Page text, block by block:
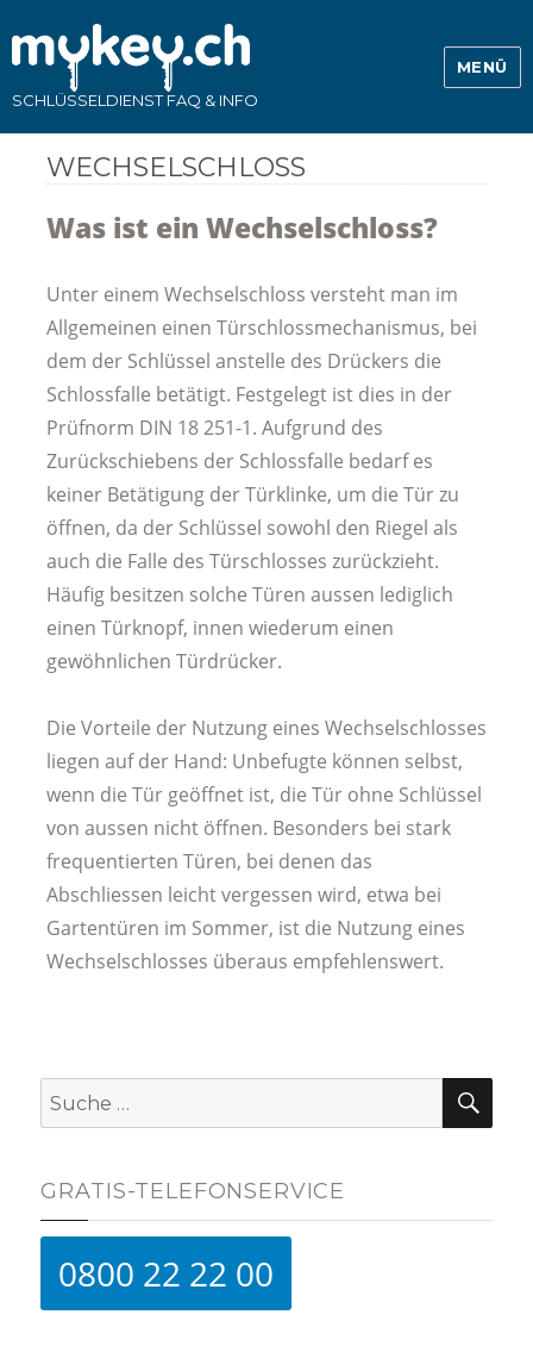
SCHLÜSSELDIENST FAQ & INFO
MENÜ
WECHSELSCHLOSS
Was ist ein Wechselschloss?
Unter einem Wechselschloss versteht man im
Allgemeinen einen Türschlossmechanismus, bei
dem der Schlüssel anstelle des Drückers die
Schlossfalle betätigt. Festgelegt ist dies in der
Prüfnorm DIN 18 251-1. Aufgrund des
Zurückschiebens der Schlossfalle bedarf es
keiner Betätigung der Türklinke, um die Tür zu
öffnen, da der Schlüssel sowohl den Riegel als
auch die Falle des Türschlosses zurückzieht.
Häufig besitzen solche Türen aussen lediglich
einen Türknopf, innen wiederum einen
gewöhnlichen Türdrücker.
Die Vorteile der Nutzung eines Wechselschlosses
liegen auf der Hand: Unbefugte können selbst,
wenn die Tür geöffnet ist, die Tür ohne Schlüssel
von aussen nicht öffnen. Besonders bei stark
frequentierten Türen, bei denen das
Abschliessen leicht vergessen wird, etwa bei
Gartentüren im Sommer, ist die Nutzung eines
Wechselschlosses überaus empfehlenswert.
Suche
nach:
GRATIS-TELEFONSERVICE
0800 22 22 00